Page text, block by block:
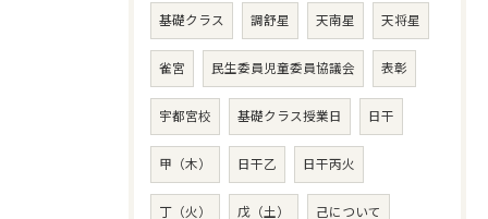
基礎クラス 調舒星 天南星 天将星
雀宮 民生委員児童委員協議会 表彰
宇都宮校 基礎クラス授業日 日干
甲（木） 日干乙 日干丙火
丁（火） 戊（土） 己について